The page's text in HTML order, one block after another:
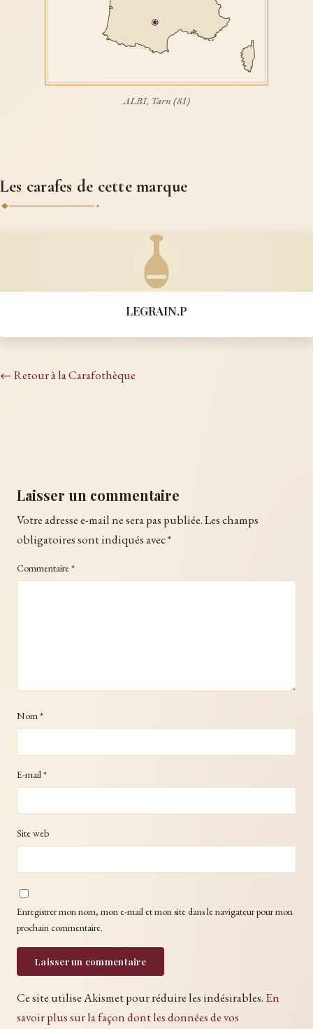
ALBI, Tarn (81)
Les carafes de cette marque
LEGRAIN.P
← Retour à la Carafothèque
Laisser un commentaire
Votre adresse e-mail ne sera pas publiée.Les champs
obligatoires sont indiqués avec*
Commentaire*
Nom *
E-mail *
Site web
Enregistrer mon nom, mon e-mail et mon site dans le navigateur pour mon
prochain commentaire.
Ce site utilise Akismet pour réduire les indésirables. En
savoir plus sur la façon dont les données de vos